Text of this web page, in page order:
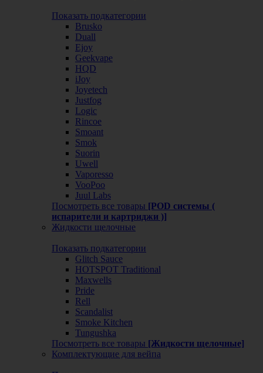
Показать подкатегории
Brusko
Duall
Ejoy
Geekvape
HQD
iJoy
Joyetech
Justfog
Logic
Rincoe
Smoant
Smok
Suorin
Uwell
Vaporesso
VooPoo
Juul Labs
Посмотреть все товары [POD системы (
испарители и картриджи )]
Жидкости щелочные
Показать подкатегории
Glitch Sauce
HOTSPOT Traditional
Maxwells
Pride
Rell
Scandalist
Smoke Kitchen
Tungushka
Посмотреть все товары [Жидкости щелочные]
Комплектующие для вейпа